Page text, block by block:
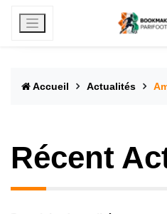
Accueil Actualités
Récent